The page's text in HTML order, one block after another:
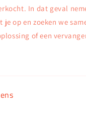
In dat geval
je op en zoeken we
of een